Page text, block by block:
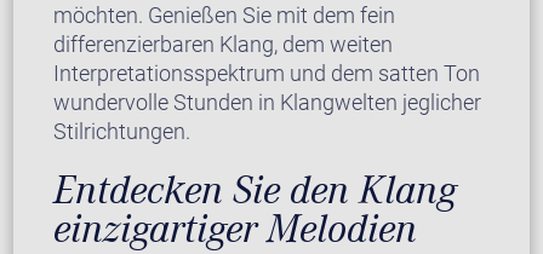
möchten. Genießen Sie mit dem fein
differenzierbaren Klang, dem weiten
Interpretationsspektrum und dem satten Ton
wundervolle Stunden in Klangwelten jeglicher
Stilrichtungen.
Entdecken Sie den Klang
einzigartiger Melodien